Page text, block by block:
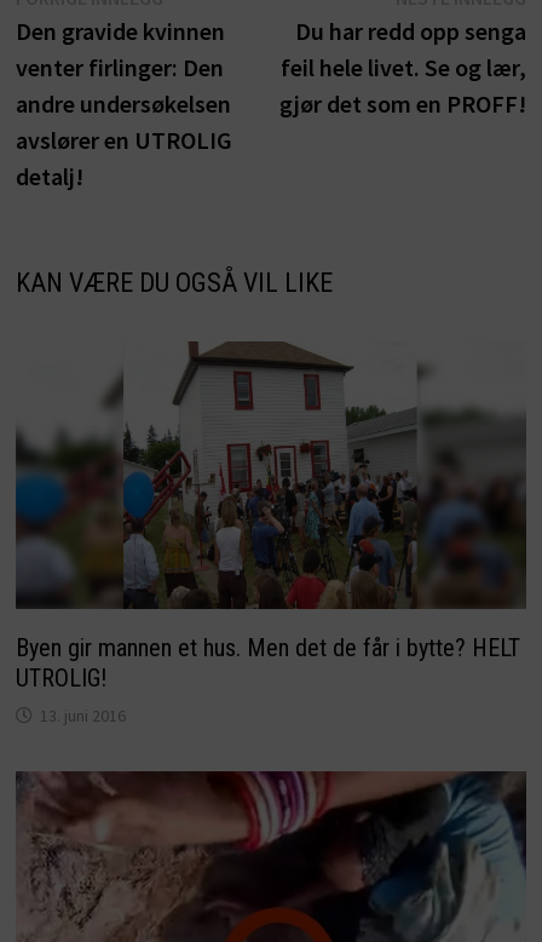
innlegg:
Den gravide kvinnen
venter firlinger: Den
andre undersøkelsen
avslører en UTROLIG
detalj!
Du har redd opp senga
feil hele livet. Se og lær,
gjør det som en PROFF!
KAN VÆRE DU OGSÅ VIL LIKE
Byen gir mannen et hus. Men det de får i bytte? HELT
UTROLIG!
13. juni 2016